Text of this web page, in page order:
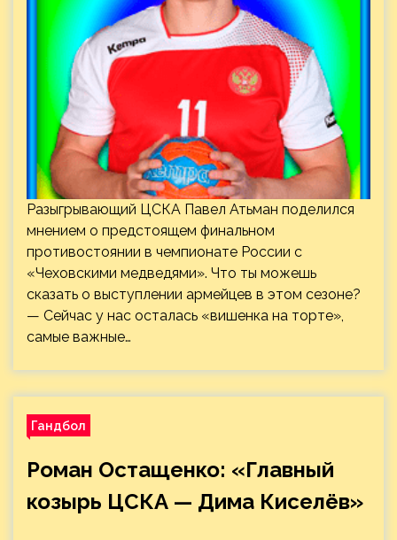
Разыгрывающий ЦСКА Павел Атьман поделился
мнением о предстоящем финальном
противостоянии в чемпионате России с
«Чеховскими медведями». Что ты можешь
сказать о выступлении армейцев в этом сезоне?
— Сейчас у нас осталась «вишенка на торте»,
самые важные…
Гандбол
Роман Остащенко: «Главный
козырь ЦСКА — Дима Киселёв»